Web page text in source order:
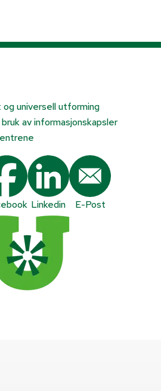
universell utforming
av informasjonskapsler
Linkedin E-Post